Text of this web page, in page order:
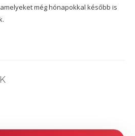
még hónapokkal később is